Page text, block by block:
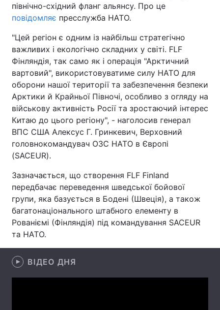
Техно і зв'язок Лайт
Зброя Інциденти
Здоров'я Туризм
Цікавинки Погода
Екологія Регіони
Лонгріди
Відео з Youtube
Думки
Архів Вакансії
Контакти
Послуги
північно-східний фланг альянсу. Про це
повідомляє пресслужба НАТО.
"Цей регіон є одним із найбільш стратегічно
важливих і екологічно складних у світі. FLF
Фінляндія, так само як і операція "Арктичний
вартовий", використовуватиме силу НАТО для
оборони нашої території та забезпечення безпеки
Арктики й Крайньої Півночі, особливо з огляду на
військову активність Росії та зростаючий інтерес
Китаю до цього регіону", - наголосив генерал
ВПС США Алексус Г. Гринкевич, Верховний
головнокомандувач ОЗС НАТО в Європі
(SACEUR).
Зазначається, що створення FLF Finland
передбачає переведення шведської бойової
групи, яка базується в Бодені (Швеція), а також
багатонаціонального штабного елементу в
Рованіємі (Фінляндія) під командування SACEUR
та НАТО.
ВІДЕО ДНЯ